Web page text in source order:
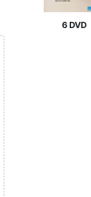
6 DVD